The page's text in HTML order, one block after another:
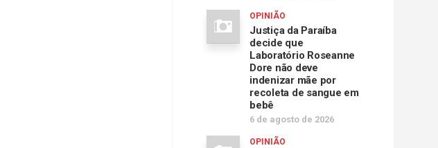
OPINIÃO
Justiça da Paraíba
decide que
Laboratório Roseanne
Dore não deve
indenizar mãe por
recoleta de sangue em
bebê
6 de agosto de 2026
OPINIÃO